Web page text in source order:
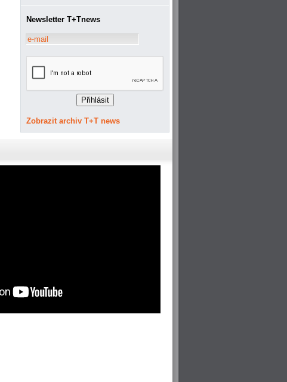
Newsletter T+Tnews
Zobrazit archiv T+T news